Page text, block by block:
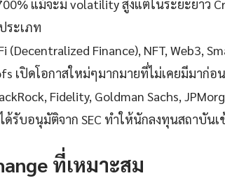
แม้จะมี volatility สูงแต่ในระยะยาว
ระเภท
(Decentralized Finance), NFT, Web3,
เปิดโอกาสใหม่ๆมากมายที่ไม่เคยมีมาก่อน
Fidelity, Goldman Sachs,
ด้รับอนุมัติจาก SEC ทำให้นักลงทุนสถาบันเ
ที่เหมาะสม